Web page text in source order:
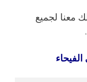
معنا لجميع